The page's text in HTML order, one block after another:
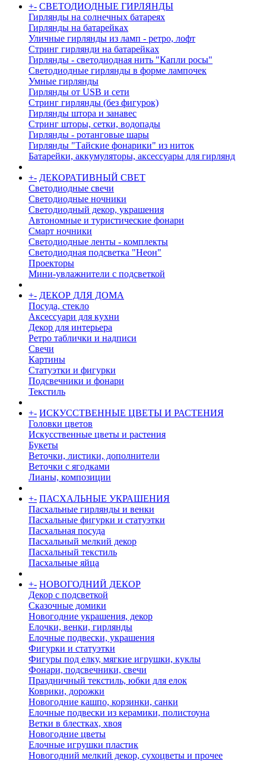
+- СВЕТОДИОДНЫЕ ГИРЛЯНДЫ
Гирлянды на солнечных батареях
Гирлянды на батарейках
Уличные гирлянды из ламп - ретро, лофт
Стринг гирлянди на батарейках
Гирлянды - светодиодная нить "Капли росы"
Светодиодные гирлянды в форме лампочек
Умные гирлянды
Гирлянды от USB и сети
Стринг гирлянды (без фигурок)
Гирлянды штора и занавес
Стринг шторы, сетки, водопады
Гирлянды - ротанговые шары
Гирлянды "Тайские фонарики" из ниток
Батарейки, аккумуляторы, аксессуары для гирлянд
+- ДЕКОРАТИВНЫЙ СВЕТ
Светодиодные свечи
Светодиодные ночники
Светодиодный декор, украшения
Автономные и туристические фонари
Смарт ночники
Светодиодные ленты - комплекты
Светодиодная подсветка "Неон"
Проекторы
Мини-увлажнители с подсветкой
+- ДЕКОР ДЛЯ ДОМА
Посуда, стекло
Аксессуари для кухни
Декор для интерьера
Ретро таблички и надписи
Свечи
Картины
Статуэтки и фигурки
Подсвечники и фонари
Текстиль
+- ИСКУССТВЕННЫЕ ЦВЕТЫ И РАСТЕНИЯ
Головки цветов
Искусственные цветы и растения
Букеты
Веточки, листики, дополнители
Веточки с ягодками
Лианы, композиции
+- ПАСХАЛЬНЫЕ УКРАШЕНИЯ
Пасхальные гирлянды и венки
Пасхальные фигурки и статуэтки
Пасхальная посуда
Пасхальный мелкий декор
Пасхальный текстиль
Пасхальные яйца
+- НОВОГОДНИЙ ДЕКОР
Декор с подсветкой
Сказочные домики
Новогодние украшения, декор
Елочки, венки, гирлянды
Елочные подвески, украшения
Фигурки и статуэтки
Фигуры под елку, мягкие игрушки, куклы
Фонари, подсвечники, свечи
Праздничный текстиль, юбки для елок
Коврики, дорожки
Новогодние кашпо, корзинки, санки
Елочные подвески из керамики, полистоуна
Ветки в блестках, хвоя
Новогодние цветы
Елочные игрушки пластик
Новогодний мелкий декор, сухоцветы и прочее